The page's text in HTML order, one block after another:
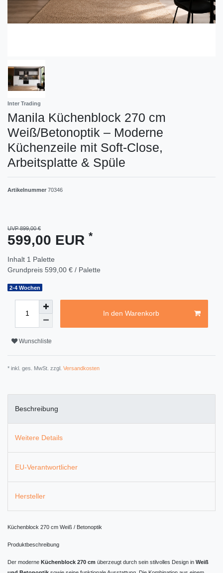
Inter Trading
Manila Küchenblock 270 cm
Weiß/Betonoptik – Moderne
Küchenzeile mit Soft-Close,
Arbeitsplatte & Spüle
Artikelnummer 70346
UVP 899,00 €
599,00 EUR *
Inhalt 1 Palette
Grundpreis 599,00 € / Palette
2-4 Wochen
In den Warenkorb
Wunschliste
* inkl. ges. MwSt. zzgl. Versandkosten
Beschreibung
Weitere Details
EU-Verantwortlicher
Hersteller
Küchenblock 270 cm Weiß / Betonoptik
Produktbeschreibung
Der moderne Küchenblock 270 cm überzeugt durch sein stilvolles Design in Weiß